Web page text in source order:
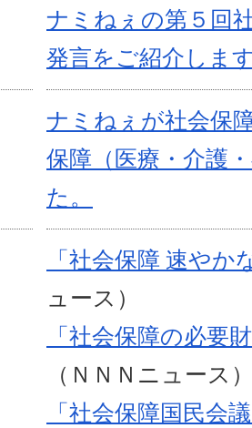
ナミねぇの第５回
発言をご紹介しま
ナミねぇが社会保
保障（医療・介護
た。
「社会保障 速やか
ュース）
「社会保障の必要
（ＮＮＮニュース
「社会保障国民会